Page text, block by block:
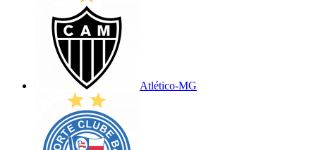
Atlético-MG